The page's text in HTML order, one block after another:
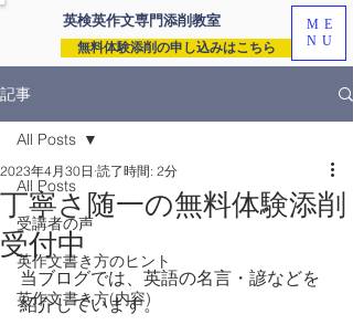
英検英作文専門添削教室
無料体験添削の申し込みはこちら
ME
NU
記事
All Posts
受講者の声
英作文書き方のヒント
英作文書き方(内容)
All Posts
丁寧さ随一の無料体験添削
受付中
2023年4月30日 読了時間: 2分
当ブログでは、英語の名言・諺などを
紹介しています。